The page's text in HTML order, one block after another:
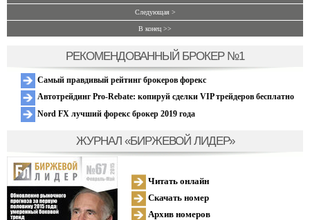
Следующая >
В конец >>
РЕКОМЕНДОВАННЫЙ БРОКЕР №1
Самый правдивый рейтинг брокеров форекс
Автотрейдинг Pro-Rebate: копируй сделки VIP трейдеров бесплатно
Nord FX лучший форекс брокер 2019 года
ЖУРНАЛ «БИРЖЕВОЙ ЛИДЕР»
Читать онлайн
Скачать номер
Архив номеров